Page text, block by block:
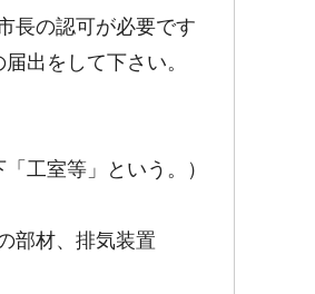
長の認可が必要です
出をして下さい。
工室等」という。）
部材、排気装置